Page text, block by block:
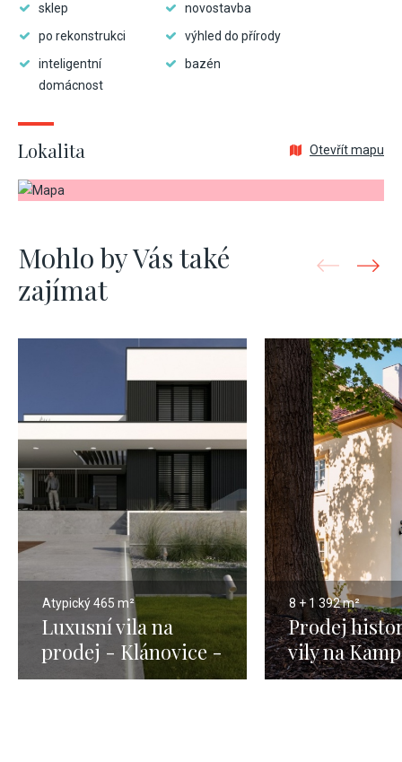
sklep
novostavba
po rekonstrukci
výhled do přírody
inteligentní
domácnost
bazén
Lokalita Otevřít mapu
Mohlo by Vás také
zajímat
Atypický465 m²
Luxusní vila na
prodej - Klánovice -
465m
8 + 1392 m²
Prodej
vily na
1 - 392m